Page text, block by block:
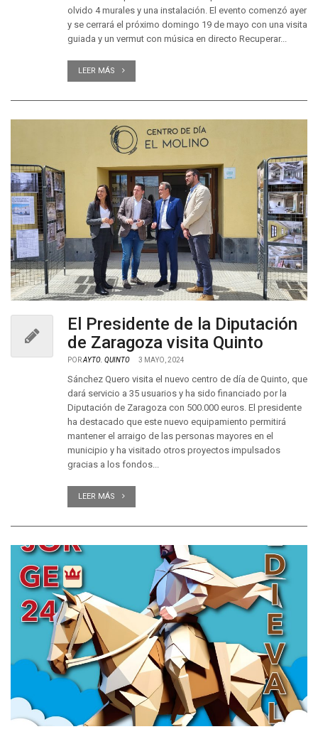
olvido 4 murales y una instalación. El evento comenzó ayer
y se cerrará el próximo domingo 19 de mayo con una visita
guiada y un vermut con música en directo Recuperar...
LEER MÁS
El Presidente de la Diputación
de Zaragoza visita Quinto
PORAYTO. QUINTO 3 MAYO, 2024
Sánchez Quero visita el nuevo centro de día de Quinto, que
dará servicio a 35 usuarios y ha sido financiado por la
Diputación de Zaragoza con 500.000 euros. El presidente
ha destacado que este nuevo equipamiento permitirá
mantener el arraigo de las personas mayores en el
municipio y ha visitado otros proyectos impulsados
gracias a los fondos...
LEER MÁS